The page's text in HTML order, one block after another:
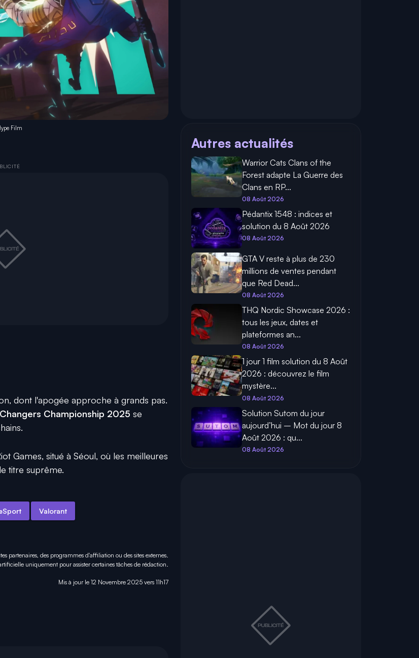
Film
dont l'apogée approche à grands pas.
Championship 2025 se
Games, situé à Séoul, où les meilleures
titre suprême.
Valorant
partenaires, des programmes d'affiliation ou des sites externes.
uniquement pourassister certaines tâches de rédaction.
Mis à jour le 12 Novembre 2025 vers 11h17
Autres actualités
Warrior Cats Clans of the
Forest adapte La Guerre des
Clans en RP...
08 Août 2026
Pédantix 1548 : indices et
solution du 8 Août 2026
08 Août 2026
GTA V reste à plus de 230
millions de ventes pendant
que Red Dead...
08 Août 2026
THQ Nordic Showcase 2026 :
tous les jeux, dates et
plateformes an...
08 Août 2026
1 jour 1 film solution du 8 Août
2026 : découvrez le film
mystère...
08 Août 2026
Solution Sutom du jour
aujourd’hui – Mot du jour 8
Août 2026 : qu...
08 Août 2026